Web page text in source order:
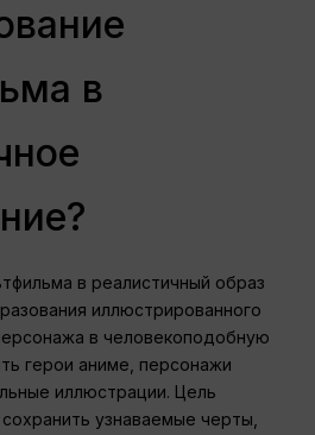
в
в реалистичный образ
иллюстрированного
в человекоподобную
герои аниме, персонажи
иллюстрации. Цель
узнаваемые черты,